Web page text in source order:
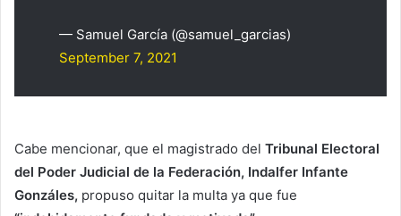
— Samuel García (@samuel_garcias)
September 7, 2021
Cabe mencionar, que el magistrado del Tribunal Electoral
del Poder Judicial de la Federación, Indalfer Infante
Gonzáles, propuso quitar la multa ya que fue